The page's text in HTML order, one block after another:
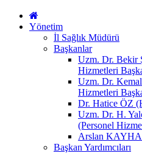
Yönetim
İl Sağlık Müdürü
Başkanlar
Uzm. Dr. Bekir
Hizmetleri
Uzm. Dr.
Hizmetleri
Dr. Hatice ÖZ
Uzm. Dr. H.
(Personel
Arslan
Başkan Yardımcıları